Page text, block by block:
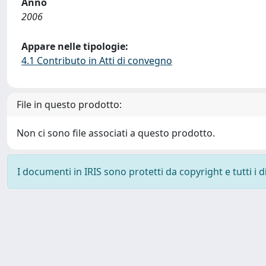
2006
Appare nelle tipologie:
4.1 Contributo in Atti di convegno
File in questo prodotto:
Non ci sono file associati a questo prodotto.
I documenti in IRIS sono protetti da copyright e tutti i